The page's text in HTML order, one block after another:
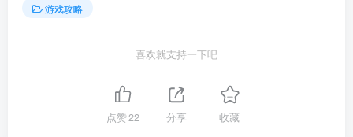
游戏攻略
喜欢就支持一下吧
点赞22 分享 收藏